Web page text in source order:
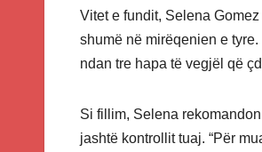
Vitet e fundit, Selena
shumë në mirëqenien e
ndan tre hapa të vegjël që
Si fillim, Selena
jashtë kontrollit tuaj. “Për